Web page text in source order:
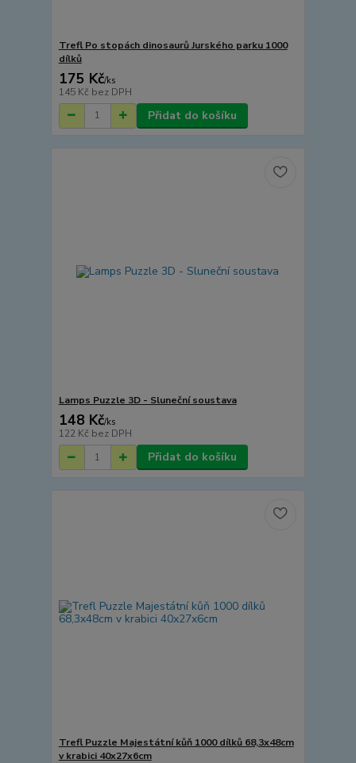
Trefl Po stopách dinosaurů Jurského parku 1000
dílků
175 Kč/ks
145 Kč bez DPH
Přidat do košíku
Lamps Puzzle 3D - Sluneční soustava
148 Kč/ks
122 Kč bez DPH
Přidat do košíku
Trefl Puzzle Majestátní kůň 1000 dílků 68,3x48cm
v krabici 40x27x6cm